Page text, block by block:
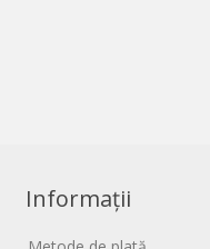
Informații